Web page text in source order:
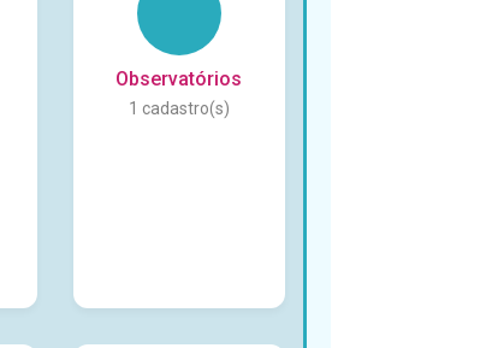
Observatórios
1